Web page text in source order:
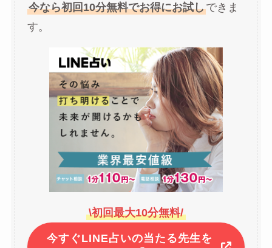
今なら初回10分無料でお得にお試しできま
す。
\初回最大10分無料/
今すぐLINE占いの当たる先生を